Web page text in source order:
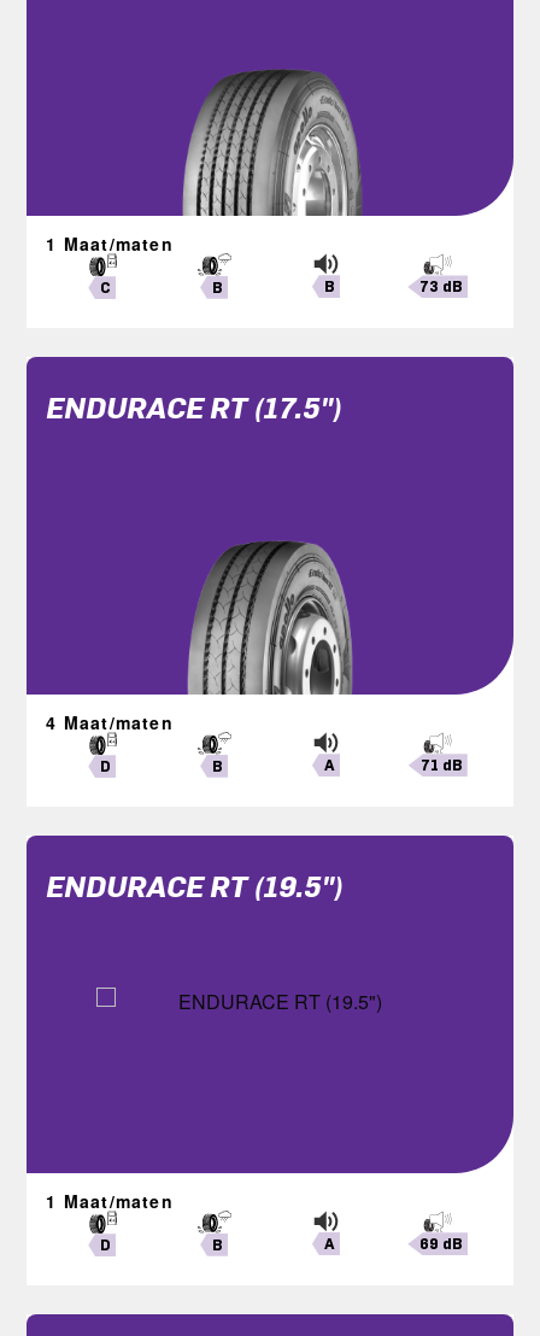
1 Maat/maten
C B B 73 dB
ENDURACE RT (17.5")
4 Maat/maten
D B A 71 dB
ENDURACE RT (19.5")
1 Maat/maten
D B A 69 dB